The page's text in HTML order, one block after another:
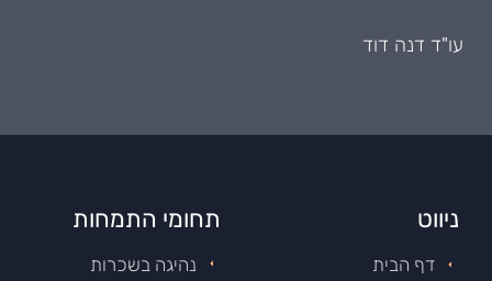
עו"ד דנה דוד
ניווט
דף הבית
תחומי התמחות
נהיגה בשכרות